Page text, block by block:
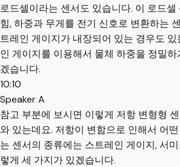
로드셀이라는 센서도 있습니다. 이 로드
힘, 하중과 무게를 전기 신호로 변환하는
트레인 게이지가 내장되어 있는 경우도
인 게이지를 이용해서 물체 하중을 정밀
겠습니다.
10:10
Speaker A
참고 부분에 보시면 이렇게 저항 변형형
와 있는데요. 저항이 변함으로 인해서 어
는 센서의 종류에는 스트레인 게이지, 서
렇게 세 가지가 있겠습니다.